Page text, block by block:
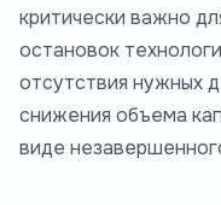
критически важно
остановок
отсутствия нужных
снижения объема
виде